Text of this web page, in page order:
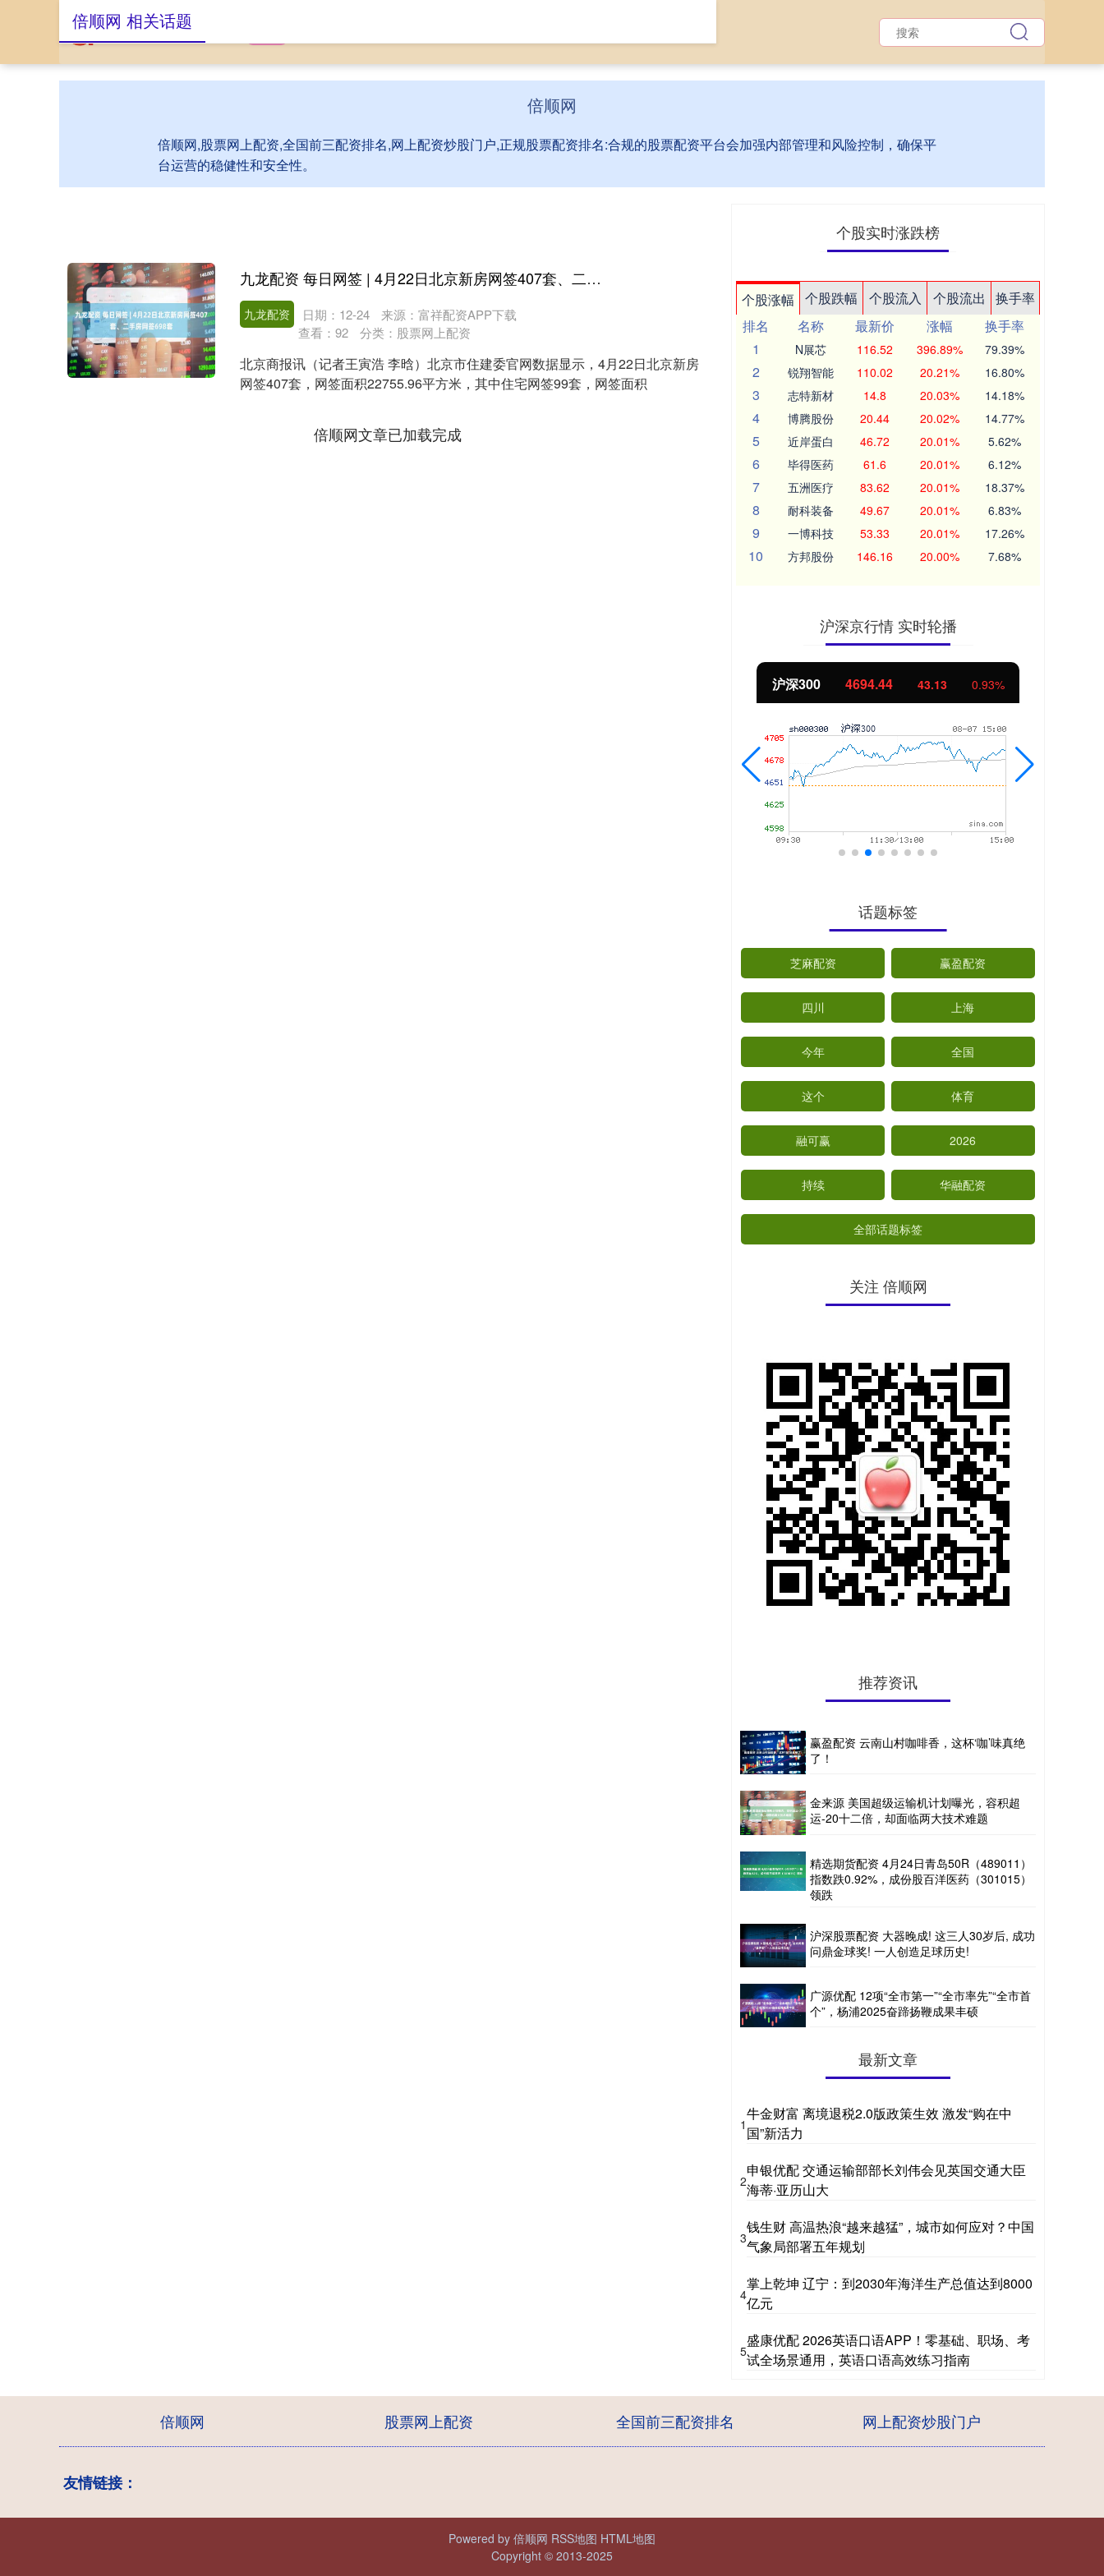
倍顺网
倍顺网,股票网上配资,全国前三配资排名,网上配资炒股门户,正规股票配资排名:合规的股票配资平台会加强内部管理和风险控制，确保平
台运营的稳健性和安全性。
倍顺网 相关话题
九龙配资 每日网签 | 4月22日北京新房网签407套、二手房网签698套
九龙配资 日期：12-24
来源：富祥配资APP下载
查看： 92 分类： 股票网上配资
北京商报讯（记者王寅浩 李晗）北京市住建委官网数据显示，4月22日北京新房
网签407套，网签面积22755.96平方米，其中住宅网签99套，网签面积
倍顺网文章已加载完成
个股实时涨跌榜
个股涨幅 个股跌幅 个股流入 个股流出
换手率
排名
名称 最新价 涨幅
换手率
1
N展芯 116.52 396.89% 79.39%
2 锐翔智能 110.02 20.21% 16.80%
3 志特新材 14.8 20.03% 14.18%
4 博腾股份 20.44 20.02% 14.77%
5 近岸蛋白 46.72 20.01% 5.62%
6 毕得医药 61.6 20.01% 6.12%
7 五洲医疗 83.62 20.01% 18.37%
8 耐科装备 49.67 20.01% 6.83%
9 一博科技 53.33 20.01% 17.26%
10 方邦股份 146.16 20.00% 7.68%
沪深京行情 实时轮播
沪深300 4694.44 43.13 0.93%
话题标签
芝麻配资 赢盈配资
四川 上海
今年 全国
这个 体育
融可赢 2026
持续 华融配资
全部话题标签
关注 倍顺网
推荐资讯
赢盈配资 云南山村咖啡香，这杯‘咖’味真绝
了！
金来源 美国超级运输机计划曝光，容积超
运-20十二倍，却面临两大技术难题
精选期货配资 4月24日青岛50R（489011）
指数跌0.92%，成份股百洋医药（301015）
领跌
沪深股票配资 大器晚成! 这三人30岁后, 成功
问鼎金球奖! 一人创造足球历史!
广源优配 12项“全市第一”“全市率先”“全市首
个”，杨浦2025奋蹄扬鞭成果丰硕
最新文章
1
牛金财富 离境退税2.0版政策生效 激发“购在中
国”新活力
2
申银优配 交通运输部部长刘伟会见英国交通大臣
海蒂·亚历山大
3
钱生财 高温热浪“越来越猛”，城市如何应对？中国
气象局部署五年规划
4
掌上乾坤 辽宁：到2030年海洋生产总值达到8000
亿元
5
盛康优配 2026英语口语APP！零基础、职场、考
试全场景通用，英语口语高效练习指南
倍顺网 股票网上配资 全国前三配资排名 网上配资炒股门户
友情链接：
Powered by 倍顺网 RSS地图 HTML地图
Copyright © 2013-2025